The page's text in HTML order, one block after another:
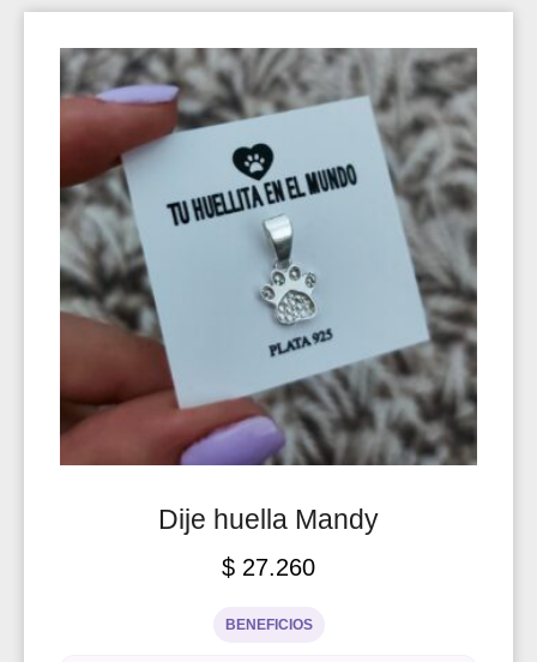
Dije huella Mandy
$ 27.260
BENEFICIOS